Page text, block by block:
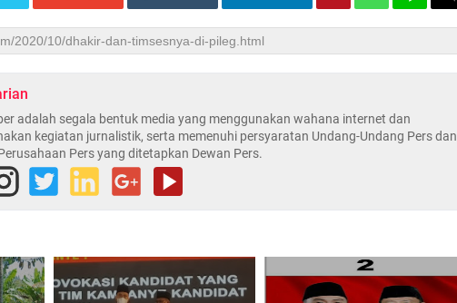
adalah segala bentuk media yang menggunakan wahana internet dan
kegiatan jurnalistik, serta memenuhi persyaratan Undang-Undang Pers dan
Pers yang ditetapkan Dewan Pers.